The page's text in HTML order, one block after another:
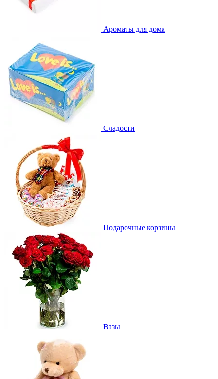
Ароматы для дома
Сладости
Подарочные корзины
Вазы